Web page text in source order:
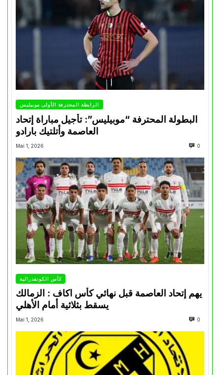
الرابطة المحترفة الأولى موبيليس
البطولة المحترفة “موبيليس”: تأجيل مباراة إتحاد
العاصمة وأتلتيك بارادو
Mai 1, 2026 0
كأس الكونفدرالية
يهم إتحاد العاصمة قبل نهائي كأس اكاف : الزمالك
Mai 1, 2026 0